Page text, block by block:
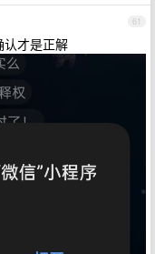
61
认才是正解